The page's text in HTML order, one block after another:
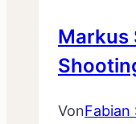
Markus
VonFabian